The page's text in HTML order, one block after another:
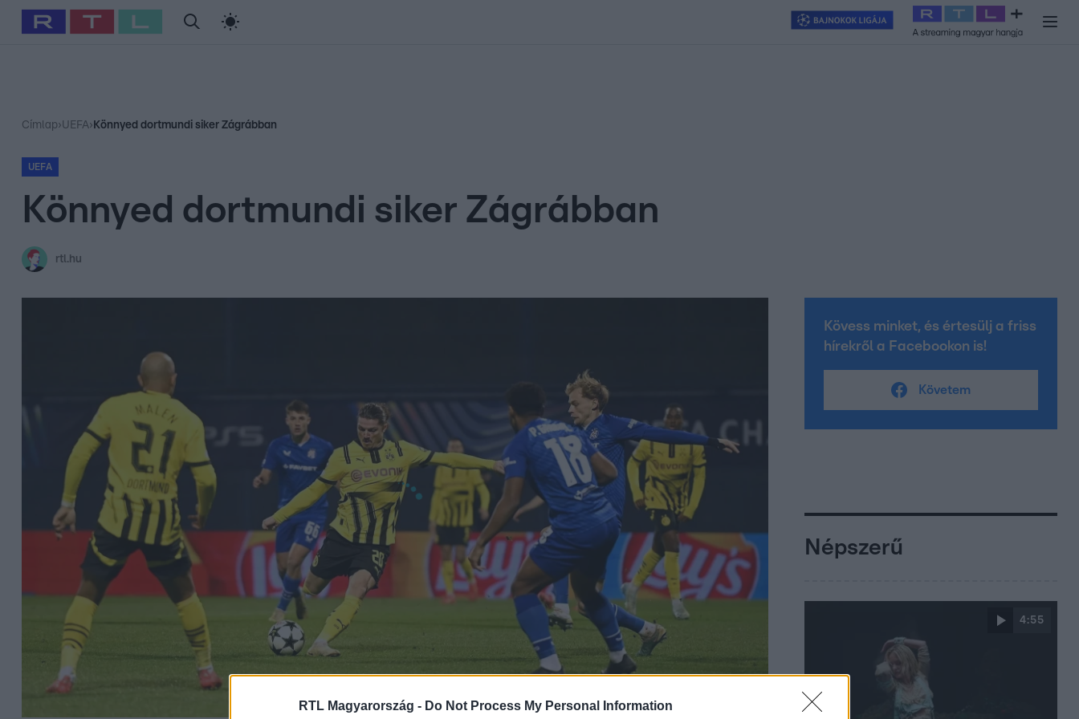
RTL Magyarország - Do Not Process My Personal Information
Babits Marcella Szellő István Most Wanted Exek csatája 2026 Celeb vagyok, ments ki innen
Címlap›UEFA› Könnyed dortmundi siker Zágrábban
UEFA
Könnyed dortmundi siker Zágrábban
rtl.hu
Kövess minket, és értesülj a friss
hírekről a Facebookon is!
Követem
Népszerű
4:55